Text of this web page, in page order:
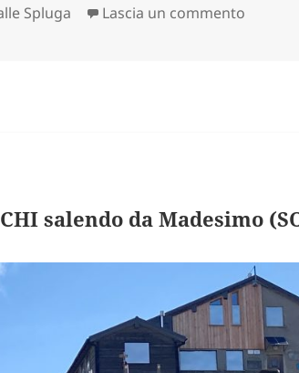
Spluga Lascia un commento
salendo da Madesimo